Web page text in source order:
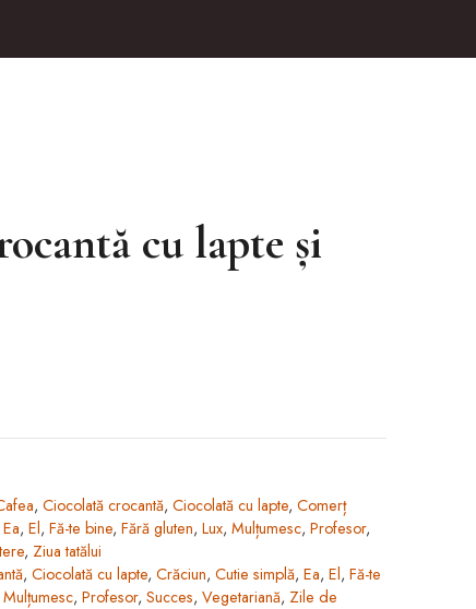
cu lapte și
,Ciocolată crocantă,Ciocolată cu lapte,Comerț
Ea,El,Fă-te bine,Fără gluten,Lux,Mulțumesc,Profesor,
, Ziua tatălui
,Ciocolată cu lapte,Crăciun,Cutie simplă,Ea,El,Fă-te
Mulțumesc,Profesor,Succes,Vegetariană, Zile de